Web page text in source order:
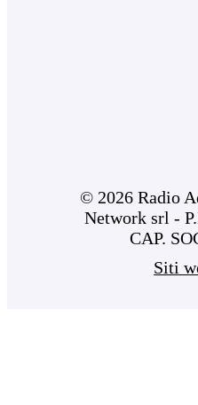
© 2026 Radio
Network srl -
CAP.
Siti